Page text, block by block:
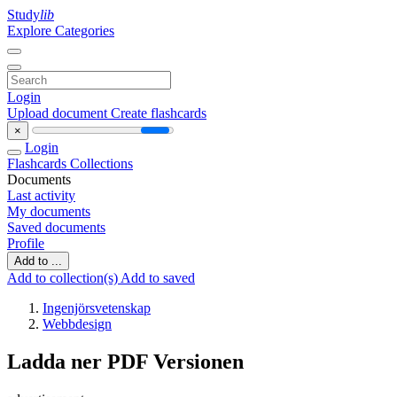
Studylib
Explore Categories
Login
Upload document Create flashcards
×
Login
Flashcards Collections
Documents
Last activity
My documents
Saved documents
Profile
Add to ...
Add to collection(s) Add to saved
Ingenjörsvetenskap
Webbdesign
Ladda ner PDF Versionen